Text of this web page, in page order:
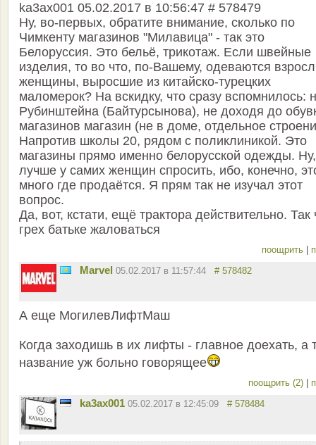
ka3ax001 05.02.2017 в 10:56:47 # 578479
Ну, во-первых, обратите внимание, сколько по
Чимкенту магазинов "Милавица" - так это
Белоруссия. Это бельё, трикотаж. Если швейные
изделия, то во что, по-Вашему, одеваются
женщины, выросшие из китайско-турецких
маломерок? На вскидку, что сразу вспомнилось:
Рубинштейна (Байтурсынова), не доходя до
магазинов магазин (не в доме, отдельное
Напротив школы 20, рядом с поликлиникой. Это
магазины прямо именно белорусской одежды. Ну,
лучше у самих женщин спросить, ибо, конечно,
много где продаётся. Я прям так не изучал этот
вопрос.
Да, вот, кстати, ещё трактора действительно. Так
грех батьке жаловаться
поощрить
Marvel 05.02.2017 в 11:57:44 # 578482
А еще МогилевЛифтМаш
Когда заходишь в их лифты - главное доехать, а
название уж больно говорящее
поощрить (2)
ka3ax001 05.02.2017 в 12:45:09 # 578484